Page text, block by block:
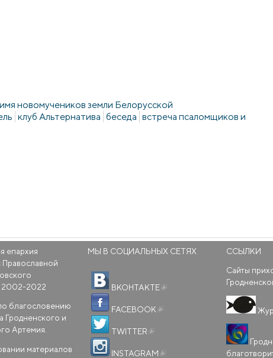
новомучеников земли Белорусской
клуб Альтернатива беседа встреча псаломщиков и
епархия
2002-2022
благословению
Гродненского и
Артемия.
материалов
МЫ В СОЦИАЛЬНЫХ СЕТЯХ
ВКОНТАКТЕ
(внешняя ссылка)
FACEBOOK
TWITTER
INSTAGRAM
(внешняя ссылка)
ССЫЛКИ
Сайты